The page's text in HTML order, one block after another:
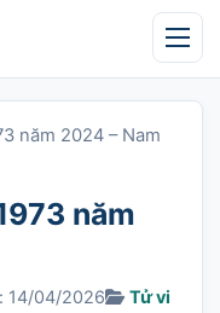
năm 2024 – Nam
năm
14/04/2026
Tử vi